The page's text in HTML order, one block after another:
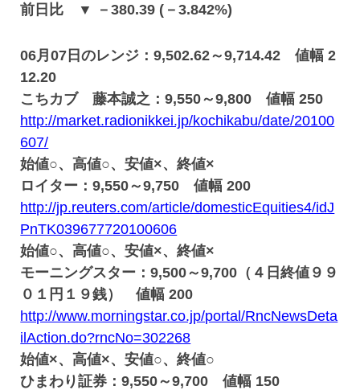
前日比 ▼ －380.39 (－3.842%)
06月07日のレンジ：9,502.62～9,714.42 値幅 2
12.20
こちカブ 藤本誠之：9,550～9,800 値幅 250
http://market.radionikkei.jp/kochikabu/date/20100
607/
始値○、高値○、安値×、終値×
ロイター：9,550～9,750 値幅 200
http://jp.reuters.com/article/domesticEquities4/idJ
PnTK039677720100606
始値○、高値○、安値×、終値×
モーニングスター：9,500～9,700（４日終値９９
０１円１９銭） 値幅 200
http://www.morningstar.co.jp/portal/RncNewsDeta
ilAction.do?rncNo=302268
始値×、高値×、安値○、終値○
ひまわり証券：9,550～9,700 値幅 150